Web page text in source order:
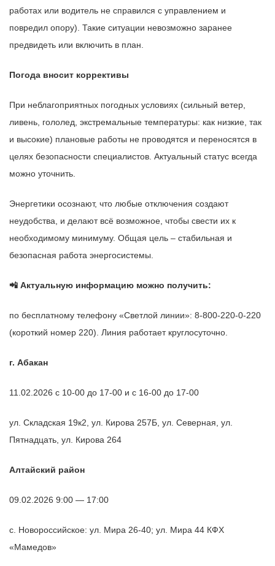
работах или водитель не справился с управлением и
повредил опору). Такие ситуации невозможно заранее
предвидеть или включить в план.
Погода вносит коррективы
При неблагоприятных погодных условиях (сильный ветер,
ливень, гололед, экстремальные температуры: как низкие, так
и высокие) плановые работы не проводятся и переносятся в
целях безопасности специалистов. Актуальный статус всегда
можно уточнить.
Энергетики осознают, что любые отключения создают
неудобства, и делают всё возможное, чтобы свести их к
необходимому минимуму. Общая цель – стабильная и
безопасная работа энергосистемы.
📲 Актуальную информацию можно получить:
по бесплатному телефону «Светлой линии»: 8-800-220-0-220
(короткий номер 220). Линия работает круглосуточно.
г. Абакан
11.02.2026 с 10-00 до 17-00 и с 16-00 до 17-00
ул. Складская 19к2, ул. Кирова 257Б, ул. Северная, ул.
Пятнадцать, ул. Кирова 264
Алтайский район
09.02.2026 9:00 — 17:00
с. Новороссийское: ул. Мира 26-40; ул. Мира 44 КФХ
«Мамедов»